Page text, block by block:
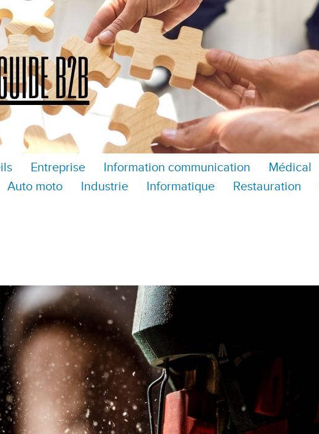
Entreprise Information communication Médical
Auto moto Industrie Informatique Restauration